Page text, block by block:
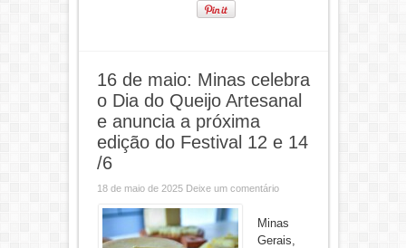
16 de maio: Minas celebra
o Dia do Queijo Artesanal
e anuncia a próxima
edição do Festival 12 e 14
/6
18 de maio de 2025 Deixe um comentário
Minas
Gerais,